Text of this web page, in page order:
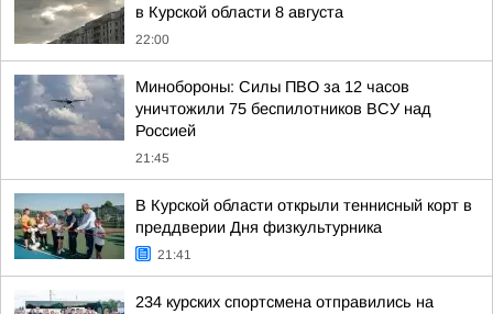
в Курской области 8 августа
22:00
Минобороны: Силы ПВО за 12 часов
уничтожили 75 беспилотников ВСУ над
Россией
21:45
В Курской области открыли теннисный корт в
преддверии Дня физкультурника
21:41
234 курских спортсмена отправились на